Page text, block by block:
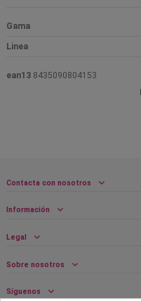
Gama
Linea
ean13 8435090804153
Contacta con nosotros
Información
Legal
Sobre nosotros
Síguenos